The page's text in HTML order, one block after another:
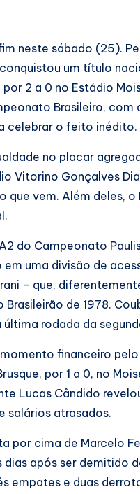
neste sábado (25).
um título
2 a 0 no Estádio
Brasileiro,
celebrar o feito inédito.
no placar
Vitorino Gonçalves
que vem. Além deles,
do Campeonato
uma divisão de
– que,
de 1978.
rodada da
financeiro pelo
por 1 a 0, no
Lucas Cândido
salários atrasados.
por cima de Marcelo
após ser demitido
empates e duas